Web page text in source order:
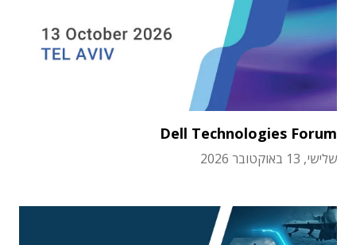
Dell Technologies Forum
שלישי, 13 באוקטובר 2026